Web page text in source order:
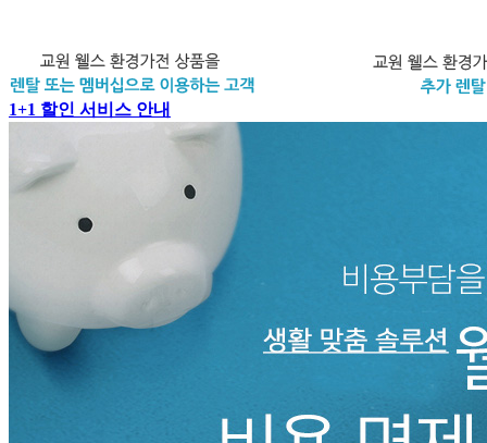
1+1 할인 서비스 안내